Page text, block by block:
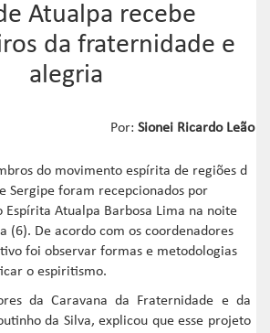
Atualpa recebe
da fraternidade e
alegria
Por: Sionei Ricardo Leão
do movimento espírita de regiões d
Sergipe foram recepcionados por
Atualpa Barbosa Lima na noite
(6). De acordo com os coordenadores
foi observar formas e metodologias
o espiritismo.
da Caravana da Fraternidade e da
da Silva, explicou que esse projeto